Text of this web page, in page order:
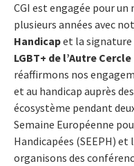
CGI est engagée pour
plusieurs années avec
Handicapet la signature
LGBT+ de l’Autre Cercle
réaffirmons nos
et au handicap auprès
écosystème pendant
Semaine Européenne
Handicapées (SEEPH)
organisons des